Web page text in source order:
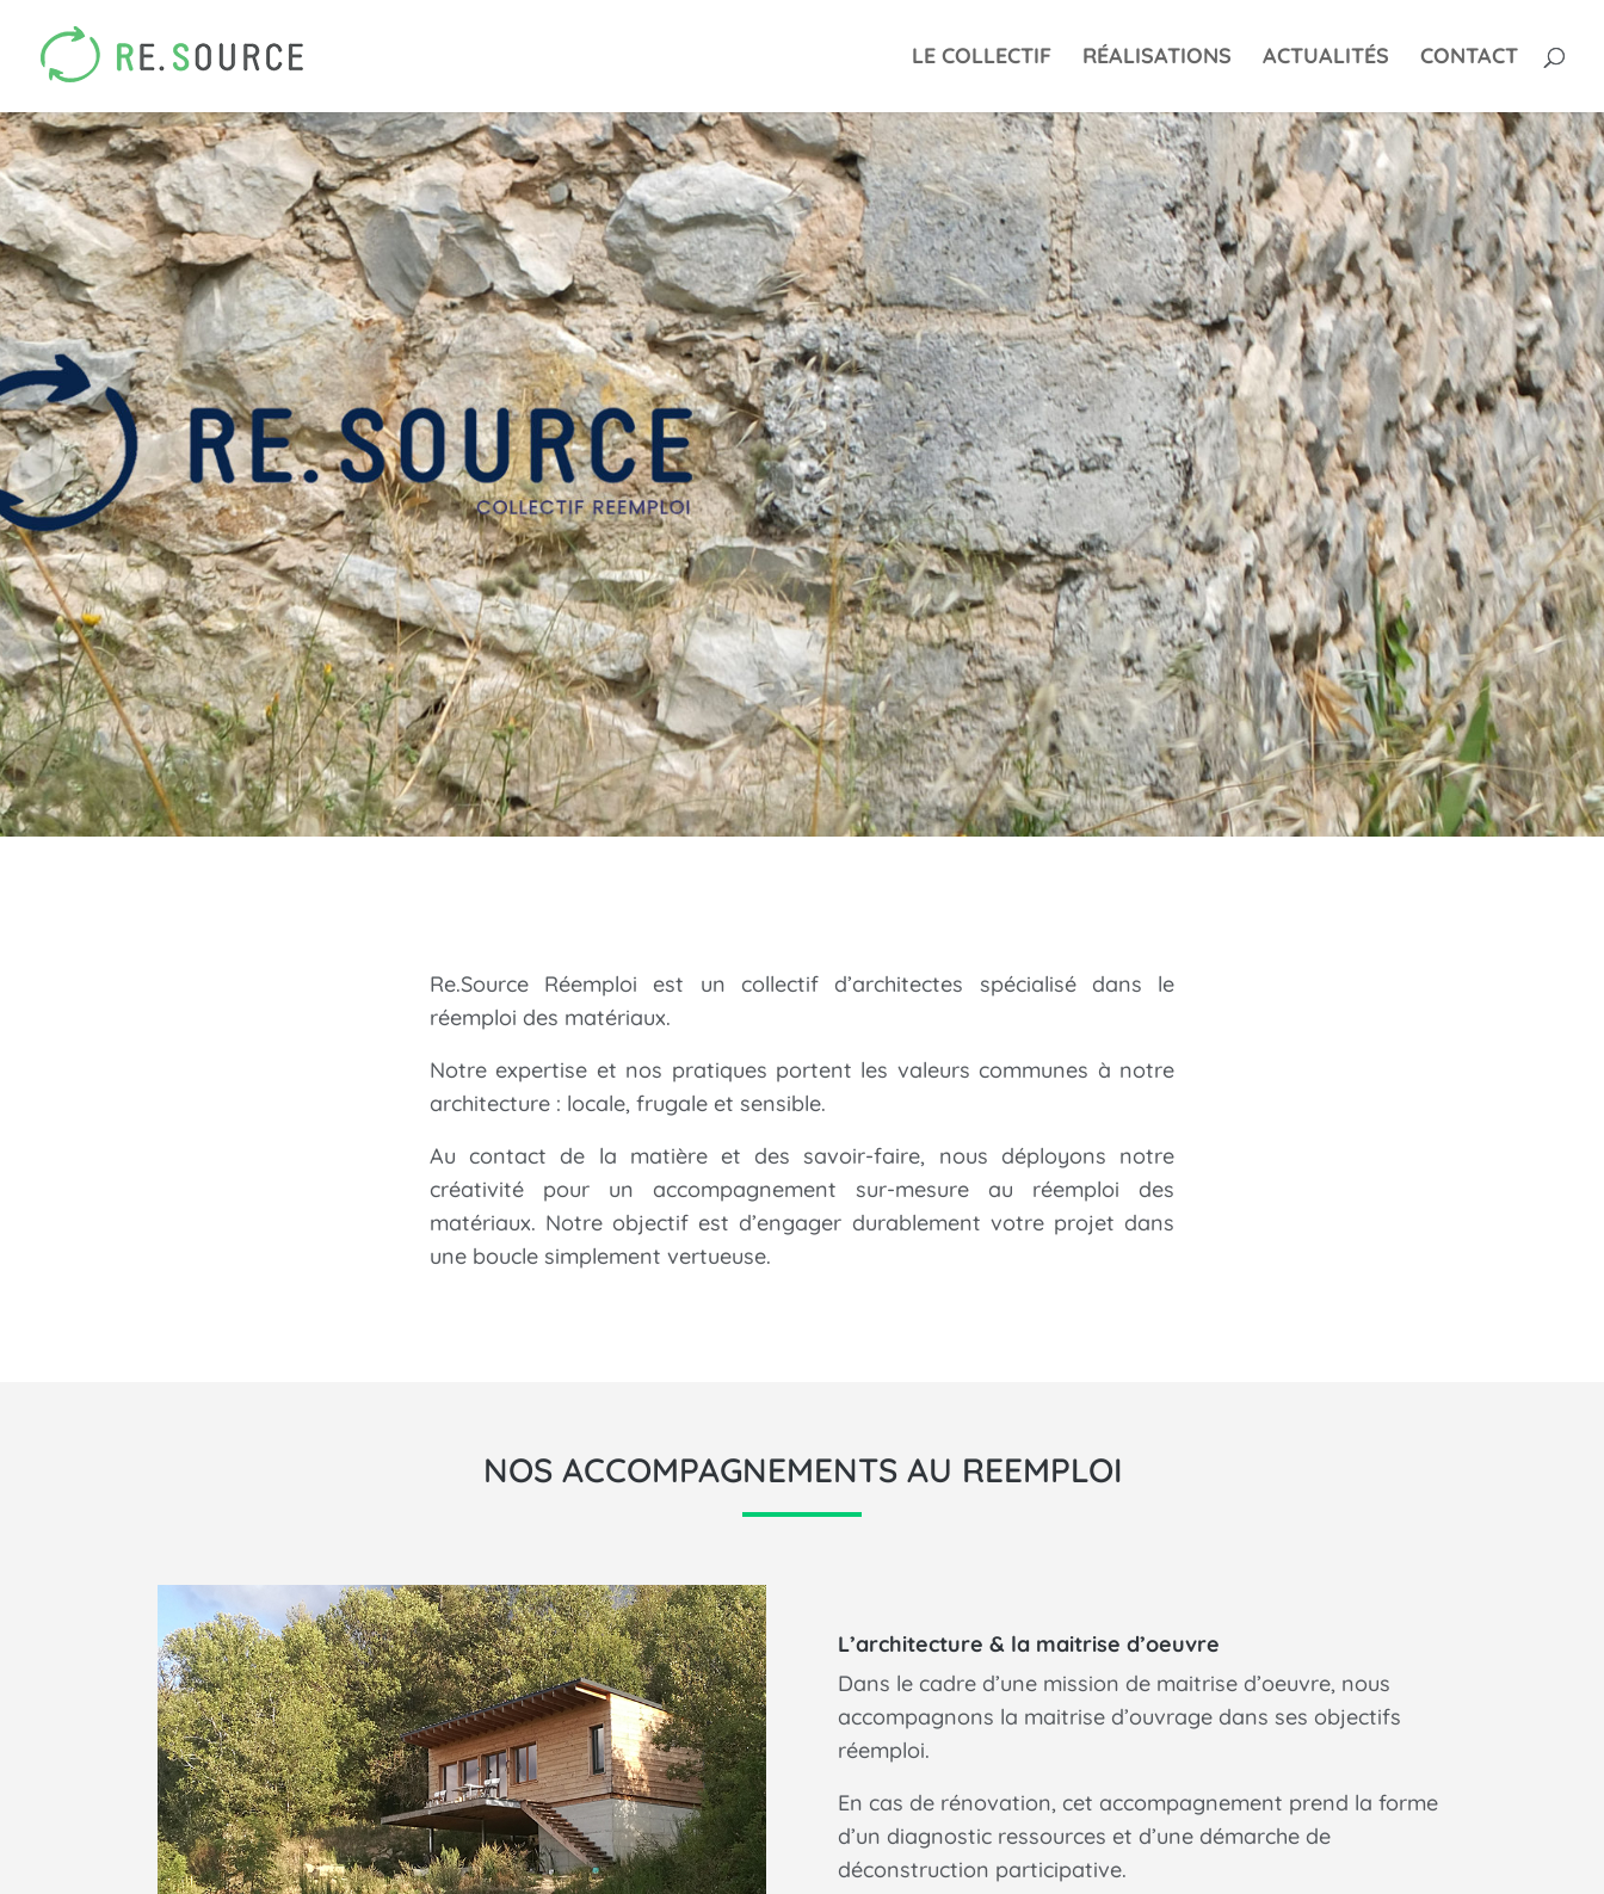
LE COLLECTIF RÉALISATIONS ACTUALITÉS CONTACT
Re.Source Réemploi est un collectif d’architectes spécialisé dans le
réemploi des matériaux.
Notre expertise et nos pratiques portent les valeurs communes à notre
architecture : locale, frugale et sensible.
Au contact de la matière et des savoir-faire, nous déployons notre
créativité pour un accompagnement sur-mesure au réemploi des
matériaux. Notre objectif est d’engager durablement votre projet dans
une boucle simplement vertueuse.
NOS ACCOMPAGNEMENTS AU REEMPLOI
L’architecture & la maitrise d’oeuvre
Dans le cadre d’une mission de maitrise d’oeuvre, nous
accompagnons la maitrise d’ouvrage dans ses objectifs
réemploi.
En cas de rénovation, cet accompagnement prend la forme
d’un diagnostic ressources et d’une démarche de
déconstruction participative.